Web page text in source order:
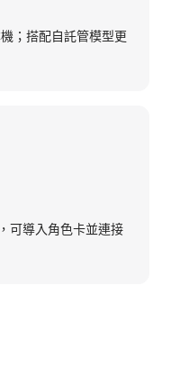
；搭配自託管模型更
導入角色卡並連接